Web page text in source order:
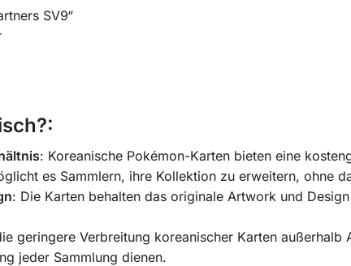
SV9“
: Koreanische Pokémon-Karten bieten eine
es Sammlern, ihre Kollektion zu erweitern, ohne
: Die Karten behalten das originale Artwork und
geringere Verbreitung koreanischer Karten
jeder Sammlung dienen.